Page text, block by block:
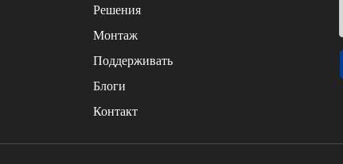
Решения
Монтаж
Поддерживать
Блоги
Контакт